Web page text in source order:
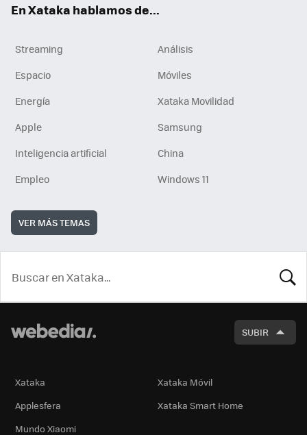
En Xataka hablamos de...
Streaming
Análisis
Espacio
Móviles
Energía
Xataka Movilidad
Apple
Samsung
Inteligencia artificial
China
Empleo
Windows 11
VER MÁS TEMAS
SUBIR
Xataka
Xataka Móvil
Applesfera
Xataka Smart Home
Mundo Xiaomi